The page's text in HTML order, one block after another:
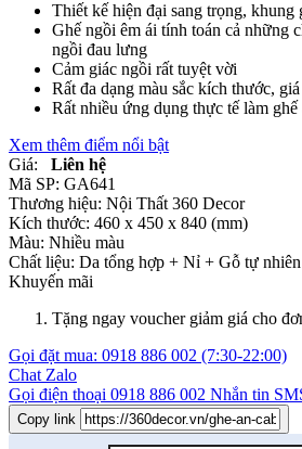
Thiết kế hiện đại sang trọng, khung
Ghế ngồi êm ái tính toán cả những
ngồi đau lưng
Cảm giác ngồi rất tuyệt vời
Rất đa dạng màu sắc kích thước,
Rất nhiều ứng dụng thực tế làm ghế
Xem thêm điểm nổi bật
Giá:
Liên hệ
Mã SP: GA641
Thương hiệu: Nội Thất 360 Decor
Kích thước: 460 x 450 x 840 (mm)
Màu: Nhiều màu
Chất liệu: Da tổng hợp + Nỉ + Gỗ tự nhiên
Khuyến mãi
Tặng ngay voucher giảm giá cho
Gọi đặt mua: 0918 886 002 (7:30-22:00)
Chat Zalo
Gọi điện thoại 0918 886 002 Nhắn tin
Copy link